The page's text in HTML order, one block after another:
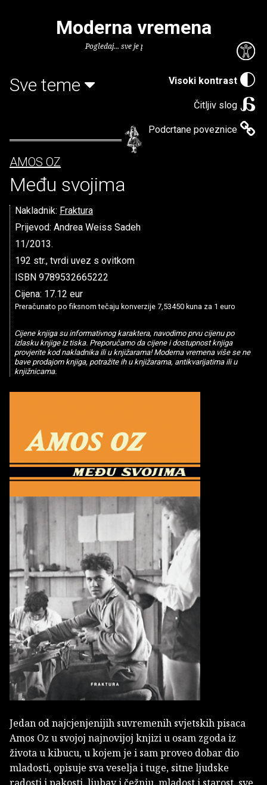
Visoki kontrast
Čitljiv slog
Podcrtane poveznice
Moderna vremena
Pogledaj... sve je puno knjiga.
Sve teme
AMOS OZ
Među svojima
Nakladnik: Fraktura
Prijevod: Andrea Weiss Sadeh
11/2013.
192 str., tvrdi uvez s ovitkom
ISBN 9789532665222
Cijena: 17.12 eur
Preračunato po fiksnom tečaju konverzije 7,53450 kuna za 1 euro
Cijene knjiga su informativnog karaktera, navodimo prvu cijenu po
izlasku knjige iz tiska. Preporučamo da cijene i dostupnost knjiga
provjerite kod nakladnika ili u knjižarama! Moderna vremena više se ne
bave prodajom knjiga, potražite ih u knjižarama, antikvarijatima ili u
knjižnicama.
Jedan od najcjenjenijih suvremenih svjetskih pisaca
Amos Oz u svojoj najnovijoj knjizi u osam zgoda iz
života u kibucu, u kojem je i sam proveo dobar dio
mladosti, opisuje sva veselja i tuge, sitne ljudske
radosti i pakosti, ljubav i čežnju, mladost i starost, sve